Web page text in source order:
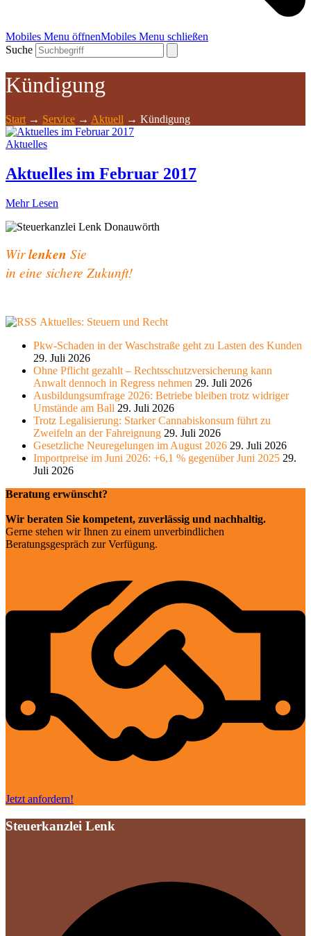
Mobiles Menu öffnenMobiles Menu schließen
Suche
Kündigung
Start → Service → Aktuell → Kündigung
Aktuelles
Aktuelles im Februar 2017
Mehr Lesen
Wirlenken Sie
in eine sichere Zukunft!
Aktuelles: Steuern und Recht
Pkw-Schaden in der Waschstraße geht zu Lasten des Kunden
29. Juli 2026
Ohne Pflicht gezahlt – Rechtsschutzversicherung kann
Anwalt dennoch in Regress nehmen 29. Juli 2026
Ausbildungsumfrage 2026: Betriebe bleiben trotz widriger
Umstände am Ball 29. Juli 2026
Trotz Legalisierung: Starker Cannabiskonsum führt zu
Zweifeln an der Fahreignung 29. Juli 2026
Gesetzliche Neuregelungen im August 2026 29. Juli 2026
Importpreise im Juni 2026: +6,1 % gegenüber Juni 2025 29.
Juli 2026
Beratung erwünscht?
Wir beraten Sie kompetent, zuverlässig und nachhaltig.
Gerne stehen wir Ihnen zu einem unverbindlichen
Beratungsgespräch zur Verfügung.
Jetzt anfordern!
Steuerkanzlei Lenk